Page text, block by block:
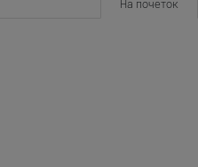
На почеток